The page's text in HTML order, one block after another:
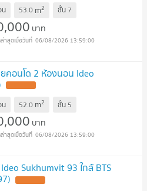
น 53.0 m2 ชั้น 7
บาท
06/08/2026 13:59:00
คอนโด 2 ห้องนอน Ideo
น 52.0 m2 ชั้น 5
บาท
06/08/2026 13:59:00
Sukhumvit 93 ใกล้ BTS